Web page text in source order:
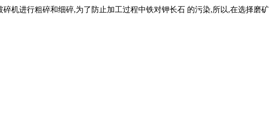
进行粗碎和细碎,为了防止加工过程中铁对钾长石 的污染,所以,在选择磨矿